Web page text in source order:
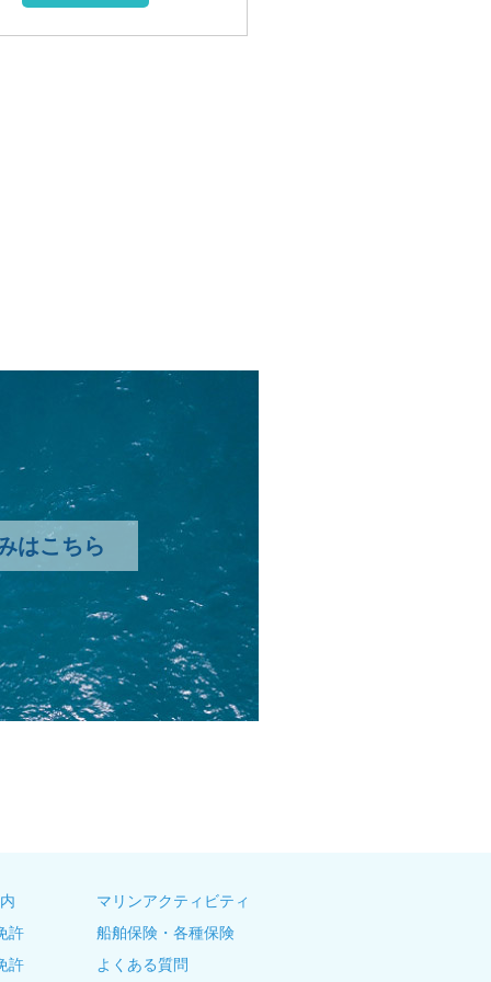
はこちら
許
許
マリンアクティビティ
船舶保険・各種保険
よくある質問